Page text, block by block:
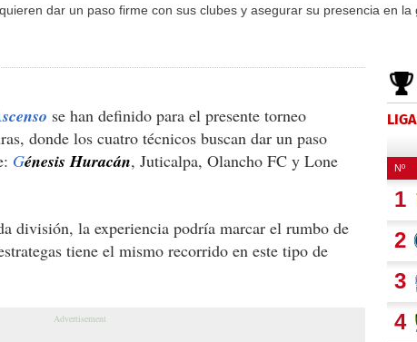
dar un paso firme con sus clubes y asegurar su presencia en la
se han definido para el presente torneo
donde los cuatro técnicos buscan dar un paso
Génesis Huracán, Juticalpa, Olancho FC y Lone
división, la experiencia podría marcar el rumbo de
tiene el mismo recorrido en este tipo de